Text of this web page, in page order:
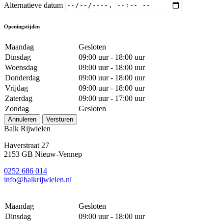
Alternatieve datum
Openingstijden
Maandag
Gesloten
Dinsdag
09:00 uur - 18:00 uur
Woensdag
09:00 uur - 18:00 uur
Donderdag
09:00 uur - 18:00 uur
Vrijdag
09:00 uur - 18:00 uur
Zaterdag
09:00 uur - 17:00 uur
Zondag
Gesloten
Annuleren Versturen
Balk Rijwielen
Haverstraat 27
2153 GB Nieuw-Vennep
0252 686 014
info@balkrijwielen.nl
Maandag
Gesloten
Dinsdag
09:00 uur - 18:00 uur